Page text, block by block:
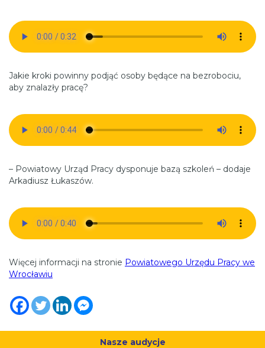
Jakie kroki powinny podjąć osoby będące na bezrobociu,
aby znalazły pracę?
– Powiatowy Urząd Pracy dysponuje bazą szkoleń – dodaje
Arkadiusz Łukaszów.
Więcej informacji na stronie Powiatowego Urzędu Pracy we
Wrocławiu
Nasze audycje